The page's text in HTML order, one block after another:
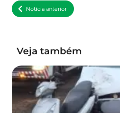
Notícia anterior
Veja também